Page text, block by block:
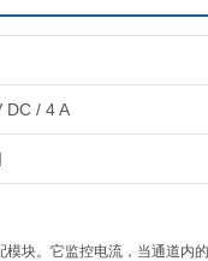
DC / 4 A
块。它监控电流，当通道内